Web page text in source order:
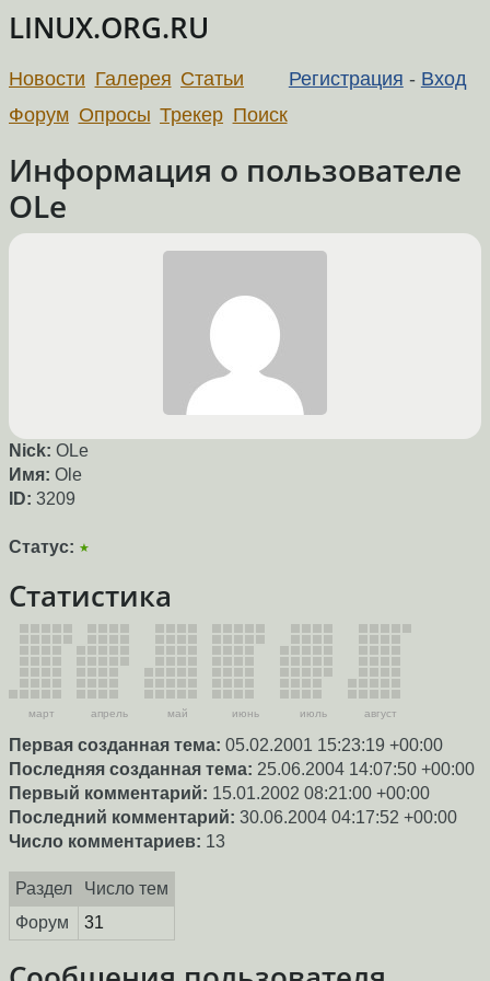
LINUX.ORG.RU
Регистрация - Вход
Новости Галерея Статьи
Форум Опросы Трекер Поиск
Информация о пользователе
OLe
Nick: OLe
Имя: Ole
ID: 3209
Статус: ★
Статистика
март апрель май июнь июль август
Первая созданная тема: 05.02.2001 15:23:19 +00:00
Последняя созданная тема: 25.06.2004 14:07:50 +00:00
Первый комментарий: 15.01.2002 08:21:00 +00:00
Последний комментарий: 30.06.2004 04:17:52 +00:00
Число комментариев: 13
Раздел
Число тем
Форум
31